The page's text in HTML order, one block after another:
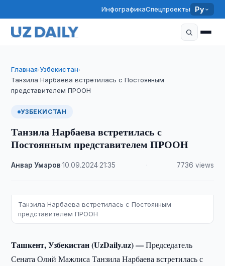
ИнфографикаСпецпроекты Ру
Главная›Узбекистан›
Танзила Нарбаева встретилась с Постоянным
представителем ПРООН
УЗБЕКИСТАН
Танзила Нарбаева встретилась с
Постоянным представителем ПРООН
Анвар Умаров ·10.09.2024 21:35 7736 views
Танзила Нарбаева встретилась с Постоянным
представителем ПРООН
Ташкент, Узбекистан (UzDaily.uz) —Председатель
Сената Олий Мажлиса Танзила Нарбаева встретилась с